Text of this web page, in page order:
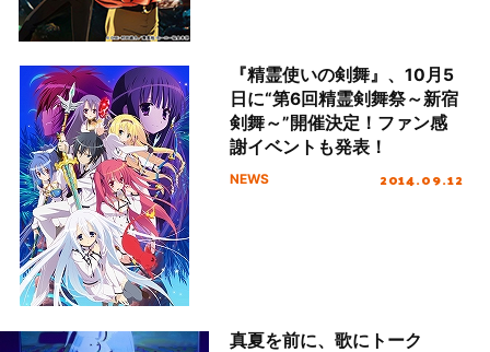
『精霊使いの剣舞』、10月5
日に“第6回精霊剣舞祭～新宿
剣舞～”開催決定！ファン感
謝イベントも発表！
NEWS 2014.09.12
真夏を前に、歌にトーク